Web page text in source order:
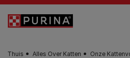
Skip to main content
Thuis Alles Over Katten Onze